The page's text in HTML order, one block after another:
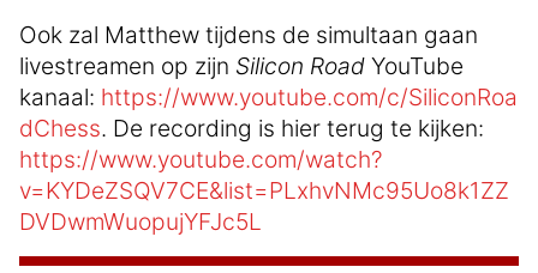
Ook zal Matthew tijdens de simultaan gaan
livestreamen op zijn Silicon Road YouTube
kanaal: https://www.youtube.com/c/SiliconRoa
dChess. De recording is hier terug te kijken:
https://www.youtube.com/watch?
v=KYDeZSQV7CE&list=PLxhvNMc95Uo8k1ZZ
DVDwmWuopujYFJc5L